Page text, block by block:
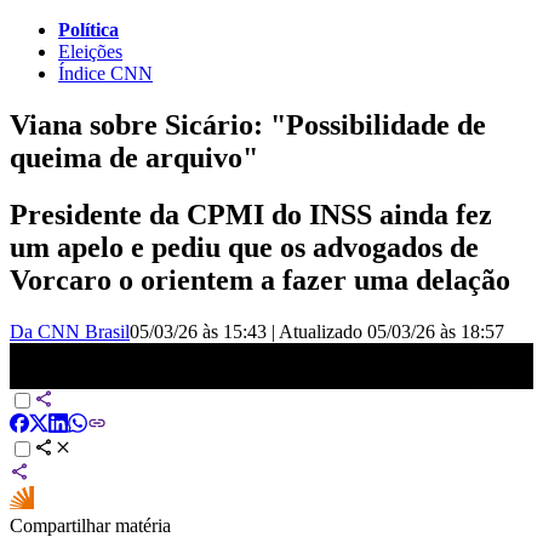
Política
Eleições
Índice CNN
Viana sobre Sicário: "Possibilidade de
queima de arquivo"
Presidente da CPMI do INSS ainda fez
um apelo e pediu que os advogados de
Vorcaro o orientem a fazer uma delação
Da CNN Brasil05/03/26 às 15:43 | Atualizado 05/03/26 às 18:57
Compartilhar matéria